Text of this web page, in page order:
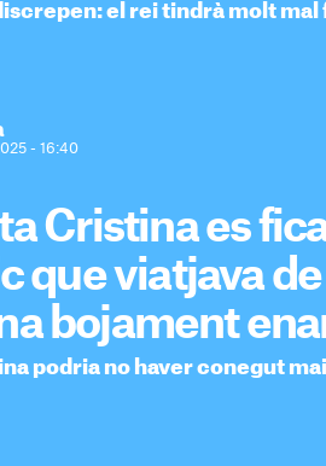
el rei tindrà molt mal
- 16:40
Cristina es
que viatjava
bojament
podria no haver conegut